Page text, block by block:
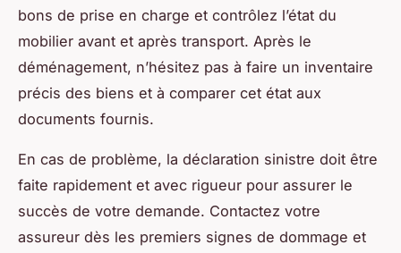
bons de prise en charge et contrôlez l’état du
mobilier avant et après transport. Après le
déménagement, n’hésitez pas à faire un inventaire
précis des biens et à comparer cet état aux
documents fournis.
En cas de problème, la déclaration sinistre doit être
faite rapidement et avec rigueur pour assurer le
succès de votre demande. Contactez votre
assureur dès les premiers signes de dommage et